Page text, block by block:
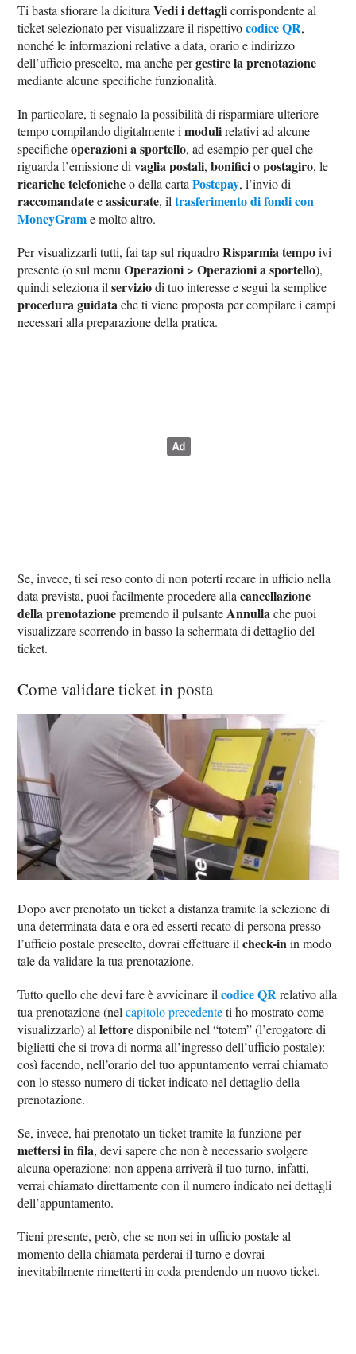
Ti basta sfiorare la dicituraVedi i dettaglicorrispondente al
ticket selezionato per visualizzare il rispettivocodice QR,
nonché le informazioni relative a data, orario e indirizzo
dell’ufficio prescelto, ma anche pergestire la prenotazione
mediante alcune specifiche funzionalità.
In particolare, ti segnalo la possibilità di risparmiare ulteriore
tempo compilando digitalmente imodulirelativi ad alcune
specificheoperazioni a sportello, ad esempio per quel che
riguarda l’emissione divaglia postali,bonificiopostagiro, le
ricariche telefonicheo della cartaPostepay, l’invio di
raccomandateeassicurate, iltrasferimento di fondi con
MoneyGrame molto altro.
Per visualizzarli tutti, fai tap sul riquadroRisparmia tempoivi
presente (o sul menuOperazioni > Operazioni a sportello),
quindi seleziona ilserviziodi tuo interesse e segui la semplice
procedura guidatache ti viene proposta per compilare i campi
necessari alla preparazione della pratica.
Se, invece, ti sei reso conto di non poterti recare in ufficio nella
data prevista, puoi facilmente procedere allacancellazione
della prenotazionepremendo il pulsanteAnnullache puoi
visualizzare scorrendo in basso la schermata di dettaglio del
ticket.
Come validare ticket in posta
Dopo aver prenotato un ticket a distanza tramite la selezione di
una determinata data e ora ed esserti recato di persona presso
l’ufficio postale prescelto, dovrai effettuare ilcheck-inin modo
tale da validare la tua prenotazione.
Tutto quello che devi fare è avvicinare ilcodice QRrelativo alla
tua prenotazione (nelcapitolo precedenteti ho mostrato come
visualizzarlo) allettoredisponibile nel “totem” (l’erogatore di
biglietti che si trova di norma all’ingresso dell’ufficio postale):
così facendo, nell’orario del tuo appuntamento verrai chiamato
con lo stesso numero di ticket indicato nel dettaglio della
prenotazione.
Se, invece, hai prenotato un ticket tramite la funzione per
mettersi in fila, devi sapere che non è necessario svolgere
alcuna operazione: non appena arriverà il tuo turno, infatti,
verrai chiamato direttamente con il numero indicato nei dettagli
dell’appuntamento.
Tieni presente, però, che se non sei in ufficio postale al
momento della chiamata perderai il turno e dovrai
inevitabilmente rimetterti in coda prendendo un nuovo ticket.